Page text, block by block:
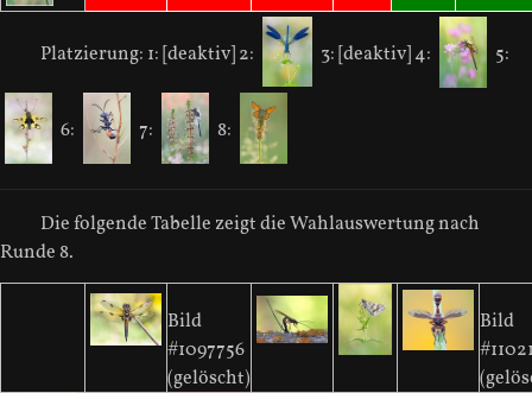
Platzierung: 1: [deaktiv]2: 3: [deaktiv]4: 5:
6: 7: 8:
Die folgende Tabelle zeigt die Wahlauswertung nach
Runde 8.
Bild
#1097756
(gelöscht)
Bild